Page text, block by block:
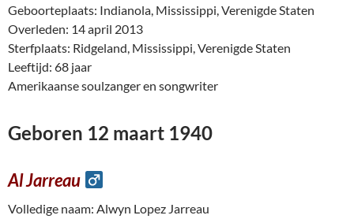
Geboorteplaats: Indianola, Mississippi, Verenigde Staten
Overleden: 14 april 2013
Sterfplaats: Ridgeland, Mississippi, Verenigde Staten
Leeftijd: 68 jaar
Amerikaanse soulzanger en songwriter
Geboren 12 maart 1940
Al Jarreau
Volledige naam: Alwyn Lopez Jarreau